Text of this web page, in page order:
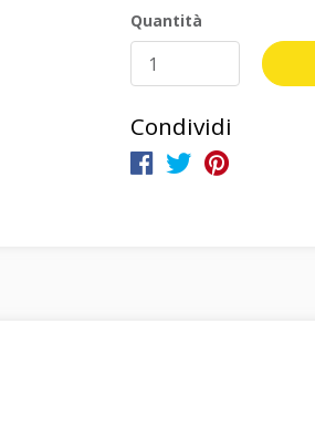
Quantità
Condividi